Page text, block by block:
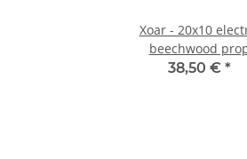
Xoar - 20x10
beechwood
38,50 € *